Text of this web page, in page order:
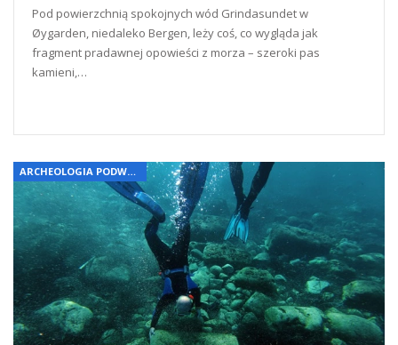
Pod powierzchnią spokojnych wód Grindasundet w
Øygarden, niedaleko Bergen, leży coś, co wygląda jak
fragment pradawnej opowieści z morza – szeroki pas
kamieni,…
ARCHEOLOGIA PODWODNA